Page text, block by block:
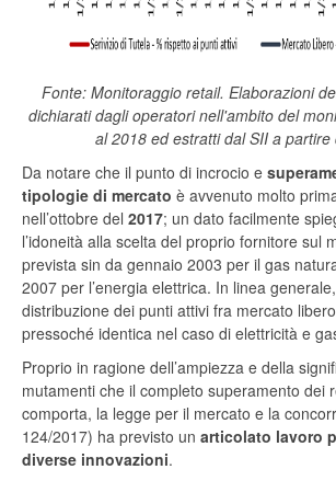
Fonte: Monitoraggio retail. Elaborazioni
dichiarati dagli operatori nell'ambito del
al 2018 ed estratti dal SII a partire
Da notare che il punto di incrocio e
tipologie di mercato è avvenuto molto
nell’ottobre del 2017; un dato facilmente
l’idoneità alla scelta del proprio fornitore sul
prevista sin da gennaio 2003 per il gas
2007 per l’energia elettrica. In linea
distribuzione dei punti attivi fra mercato
pressoché identica nel caso di elettricità e
Proprio in ragione dell’ampiezza e della
mutamenti che il completo superamento dei
comporta, la legge per il mercato e la
124/2017) ha previsto un articolato lavoro
diverse innovazioni.